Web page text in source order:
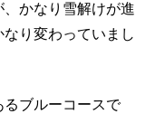
かなり雪解けが進
り変わっていまし
ブルーコースで